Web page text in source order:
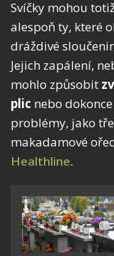
Svíčky mohou
alespoň ty, které
dráždivé
Jejich zapálení,
mohlo způsobit
plic nebo
problémy, jako
makadamové
Healthline.